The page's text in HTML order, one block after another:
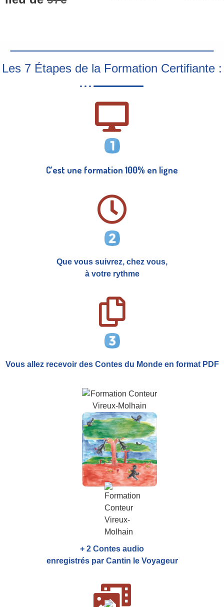
Les 7 Étapes de la Formation Certifiante :
C’est une formation 100% en ligne
Que vous suivrez, chez vous,
à votre rythme
Vous allez recevoir des Contes du Monde en format PDF
+ 2 Contes audio
enregistrés par Cantin le Voyageur